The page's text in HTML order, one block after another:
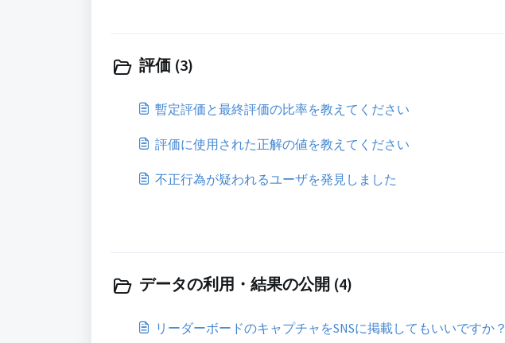
評価 (3)
暫定評価と最終評価の比率を教えてください
評価に使用された正解の値を教えてください
不正行為が疑われるユーザを発見しました
データの利用・結果の公開 (4)
リーダーボードのキャプチャをSNSに掲載してもいいですか？